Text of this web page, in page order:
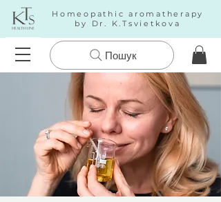
Homeopathic aromatherapy
by Dr. K.Tsvietkova
Пошук